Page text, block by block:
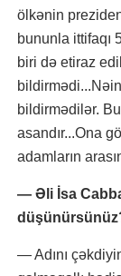
ölkənin
bununla ittifaqı
biri də etiraz
bildirmədilər.
asandır...Ona
adamların
— Əli İsa
— Adını